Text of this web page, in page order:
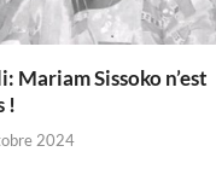
Mariam Sissoko n’est
!
2024